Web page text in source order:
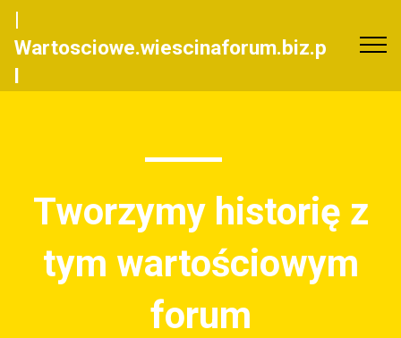
|
Wartosciowe.wiescinaforum.biz.p
Tworzymy historię z
tym wartościowym
forum